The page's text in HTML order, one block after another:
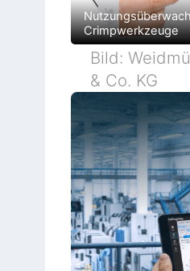
Crimpwerkzeuge
Bild:
& Co. KG